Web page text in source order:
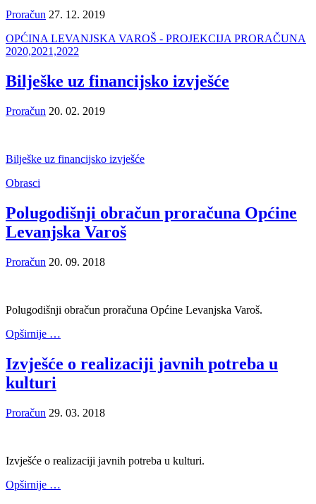
Proračun 27. 12. 2019
OPĆINA LEVANJSKA VAROŠ - PROJEKCIJA PRORAČUNA
2020,2021,2022
Bilješke uz financijsko izvješće
Proračun 20. 02. 2019
Bilješke uz financijsko izvješće
Obrasci
Polugodišnji obračun proračuna Općine
Levanjska Varoš
Proračun 20. 09. 2018
Polugodišnji obračun proračuna Općine Levanjska Varoš.
Opširnije …
Izvješće o realizaciji javnih potreba u
kulturi
Proračun 29. 03. 2018
Izvješće o realizaciji javnih potreba u kulturi.
Opširnije …